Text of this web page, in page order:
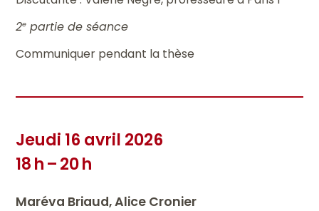
2e partie de séance
Communiquer pendant la thèse
Jeudi 16 avril 2026
18 h – 20 h
Maréva Briaud, Alice Cronier